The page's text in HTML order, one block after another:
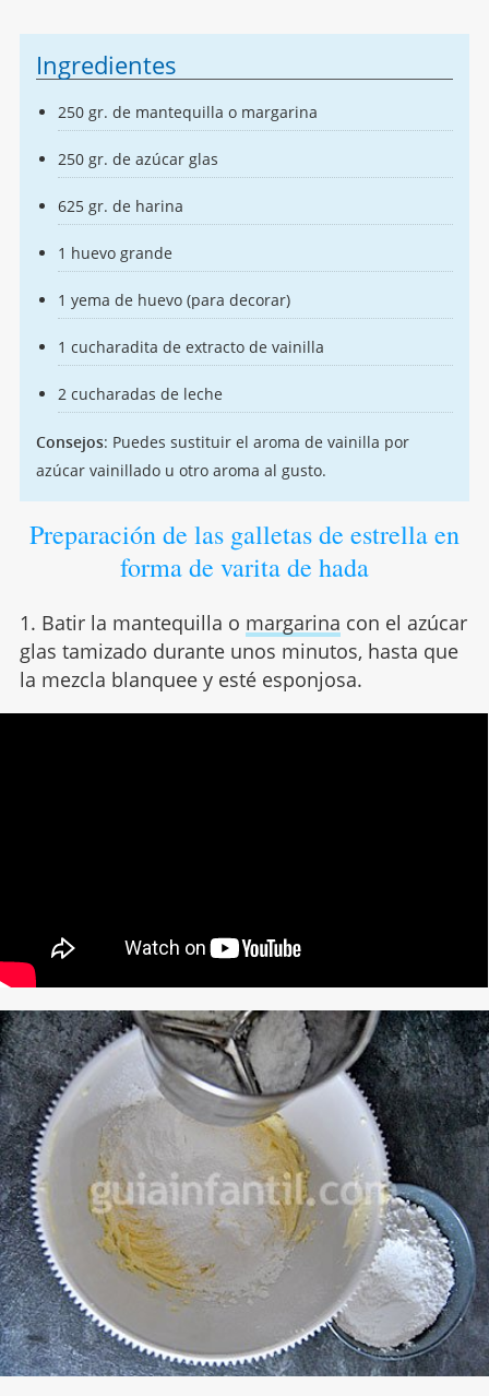
Ingredientes
250 gr. de mantequilla o margarina
250 gr. de azúcar glas
625 gr. de harina
1 huevo grande
1 yema de huevo (para decorar)
1 cucharadita de extracto de vainilla
2 cucharadas de leche
Consejos: Puedes sustituir el aroma de vainilla por
azúcar vainillado u otro aroma al gusto.
Preparación de las galletas de estrella en
forma de varita de hada
1. Batir la mantequilla o margarina con el azúcar
glas tamizado durante unos minutos, hasta que
la mezcla blanquee y esté esponjosa.